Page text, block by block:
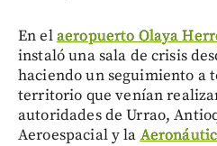
En elaeropuerto Olaya
instaló una sala de crisis
haciendo un seguimiento a
territorio que venían
autoridades de Urrao,
Aeroespacial y la